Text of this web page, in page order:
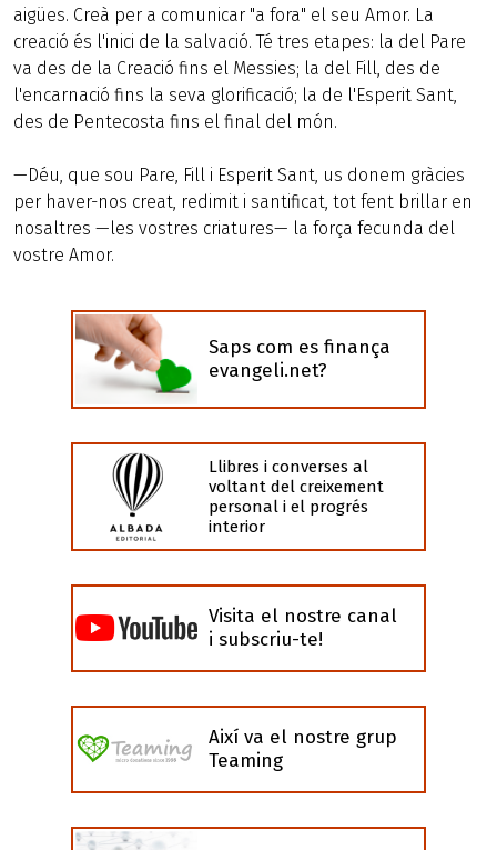
aigües. Creà per a comunicar "a fora" el seu Amor. La
creació és l'inici de la salvació. Té tres etapes: la del Pare
va des de la Creació fins el Messies; la del Fill, des de
l'encarnació fins la seva glorificació; la de l'Esperit Sant,
des de Pentecosta fins el final del món.
—Déu, que sou Pare, Fill i Esperit Sant, us donem gràcies
per haver-nos creat, redimit i santificat, tot fent brillar en
nosaltres —les vostres criatures— la força fecunda del
vostre Amor.
Saps com es finança
evangeli.net?
Llibres i converses al
voltant del creixement
personal i el progrés
interior
Visita el nostre canal
i subscriu-te!
Així va el nostre grup
Teaming